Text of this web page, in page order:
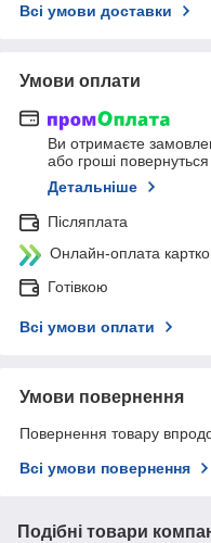
Всі умови доставки
Умови оплати
Ви отримаєте
або гроші
Детальніше
Післяплата
Онлайн-оплата
Готівкою
Всі умови оплати
Умови повернення
Повернення товару
Всі умови повернення
Подібні товари